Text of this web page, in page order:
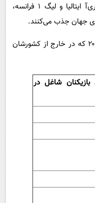
لالیگای اسپانیا، بوندس‌لیگای آلمان، سری‌آ ایتالیا و لیگ ۱ فرانسه،
جهان جذب می‌کنند.
جدول زیر سهم بازیکنان جام جهانی ۲۰۲۶ که در خارج از کشورشان
بازیکنان شاغل در